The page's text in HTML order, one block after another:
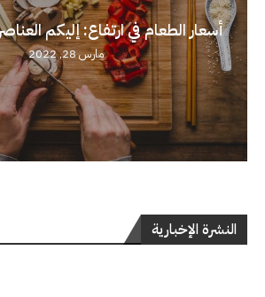
أسعار الطعام في ارتفاع: إليكم
مارس 28, 2022
النشرة الإخبارية